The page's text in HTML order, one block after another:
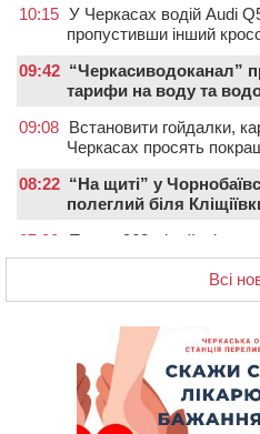
10:15 У Черкасах водій Audi
пропустивши інший
09:42 “Черкасиводоканал”
тарифи на воду та
09:08 Встановити гойдалки,
Черкасах просять
08:22 “На щиті” у
полеглий біля
07:30
Понад 968 мільйонів
сплатили на Черкащині
06 СЕРПНЯ 2026, ЧЕТВЕР
Вісім медалей, з яких
спортсмени тріумфували
На Черкащині спека
Педагогів Черкас
переможцем Global
Всі